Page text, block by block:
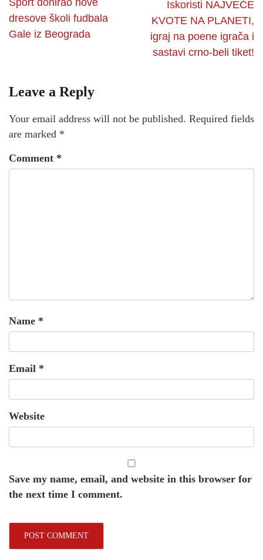
dresove školi fudbala
Gale iz Beograda
Iskoristi NAJVEĆE
KVOTE NA PLANETI,
igraj na poene igrača i
sastavi crno-beli tiket!
Leave a Reply
Your email address will not be published. Required fields
are marked *
Comment *
Name *
Email *
Website
Save my name, email, and website in this browser for
the next time I comment.